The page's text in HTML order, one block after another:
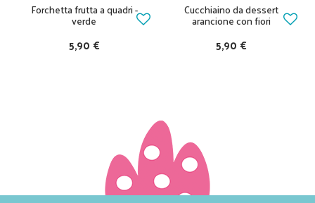
Forchetta frutta a quadri -
verde
5,90 €
Cucchiaino da dessert
arancione con fiori
5,90 €